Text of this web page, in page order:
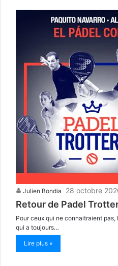
Julien Bondia 28 octobre
Retour de Padel
Pour ceux qui ne connaitraient
qui a toujours…
Lire plus »